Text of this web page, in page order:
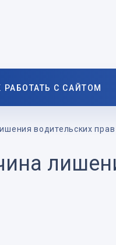
РАБОТАТЬ С САЙТОМ
водительских прав